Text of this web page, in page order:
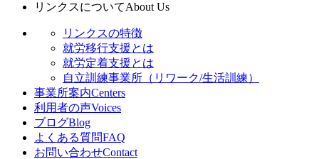
リンクスについてAbout Us
リンクスの特徴
就労移行支援とは
就労定着支援とは
自立訓練事業所（リワーク/生活訓練）
事業所案内Centers
利用者の声Voices
ブログBlog
よくある質問FAQ
お問い合わせContact